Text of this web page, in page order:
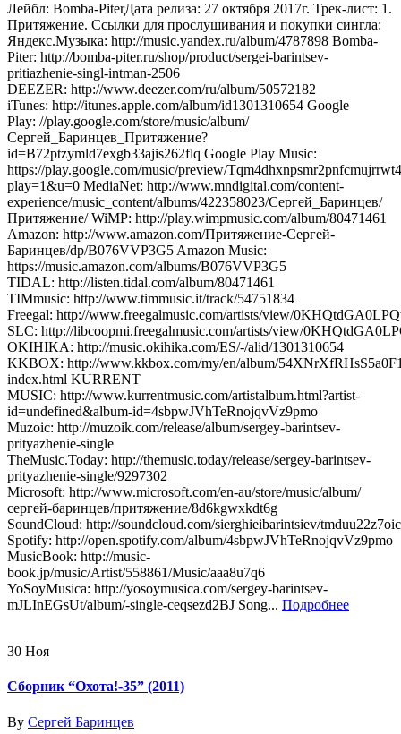
Лейбл: Bomba-PiterДата релиза: 27 октября 2017г. Трек-лист: 1.
Притяжение. Ссылки для прослушивания и покупки сингла:
Яндекс.Музыка: http://music.yandex.ru/album/4787898 Bomba-
Piter: http://bomba-piter.ru/shop/product/sergei-barintsev-
pritiazhenie-singl-intman-2506
DEEZER: http://www.deezer.com/ru/album/50572182
iTunes: http://itunes.apple.com/album/id1301310654 Google
Play: //play.google.com/store/music/album/
Сергей_Баринцев_Притяжение?
id=B72ptzymld7exgb33ajis262flq Google Play Music:
https://play.google.com/music/preview/
play=1&u=0 MediaNet: http://www.mndigital.com/content-
experience/music_content/albums/422358023/Сергей_Баринцев/
Притяжение/ WiMP: http://play.wimpmusic.com/album/80471461
Amazon: http://www.amazon.com/Притяжение-Сергей-
Баринцев/dp/B076VVP3G5 Amazon Music:
https://music.amazon.com/albums/B076VVP3G5
TIDAL: http://listen.tidal.com/album/80471461
TIMmusic: http://www.timmusic.it/track/54751834
Freegal: http://www.freegalmusic.com/artists/view/
SLC: http://libcoopmi.freegalmusic.com/artists/view/
OKIHIKA: http://music.okihika.com/ES/-/alid/1301310654
KKBOX: http://www.kkbox.com/my/en/album/
index.html KURRENT
MUSIC: http://www.kurrentmusic.com/artistalbum.html?artist-
id=undefined&album-id=4sbpwJVhTeRnojqvVz9pmo
Muzoic: http://muzoik.com/release/album/sergey-barintsev-
prityazhenie-single
TheMusic.Today: http://themusic.today/release/sergey-barintsev-
prityazhenie-single/9297302
Microsoft: http://www.microsoft.com/en-au/store/music/album/
сергей-баринцев/притяжение/8d6kgwxkdt6g
SoundCloud: http://soundcloud.com/sierghieibarintsiev/tmduu22z7oic
Spotify: http://open.spotify.com/album/4sbpwJVhTeRnojqvVz9pmo
MusicBook: http://music-
book.jp/music/Artist/558861/Music/aaa8u7q6
YoSoyMusica: http://yosoymusica.com/sergey-barintsev-
mJLInEGsUt/album/-single-ceqsezd2BJ Song... Подробнее
30 Ноя
Сборник “Охота!-35” (2011)
By Сергей Баринцев